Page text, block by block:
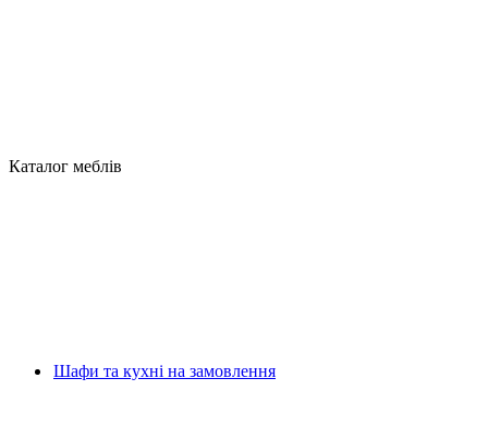
Каталог меблів
Шафи та кухні на замовлення